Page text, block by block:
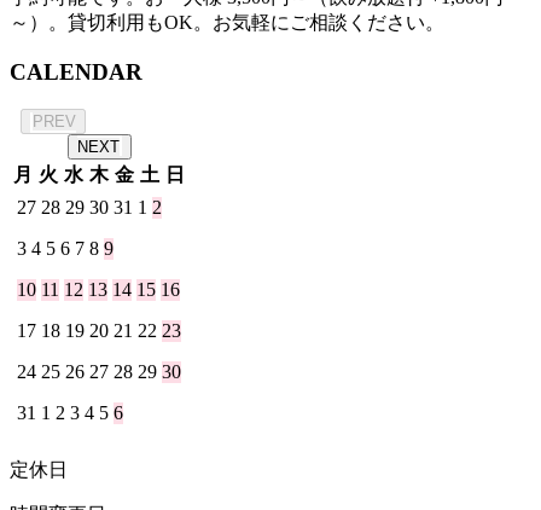
～）。貸切利用もOK。お気軽にご相談ください。
CALENDAR
PREV
NEXT
月 火 水 木 金 土 日
27 28 29 30 31 1 2
3 4 5 6 7 8 9
10 11 12 13 14 15 16
17 18 19 20 21 22 23
24 25 26 27 28 29 30
31 1 2 3 4 5 6
定休日